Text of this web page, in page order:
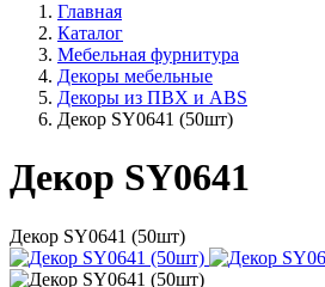
Главная
Каталог
Мебельная фурнитура
Декоры мебельные
Декоры из ПВХ и ABS
Декор SY0641 (50шт)
Декор SY0641
Декор SY0641 (50шт)